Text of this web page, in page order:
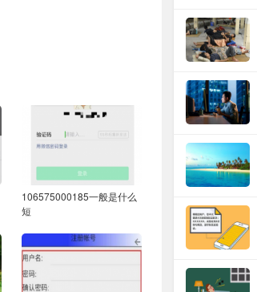
106575000185一般是什么
短